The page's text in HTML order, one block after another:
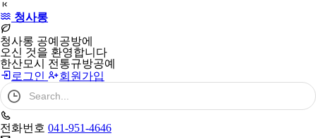
청사롱
청사롱 공예공방에
오신 것을 환영합니다
한산모시 전통규방공예
로그인
회원가입
검
색
어
필
수
전화번호 041-951-4646